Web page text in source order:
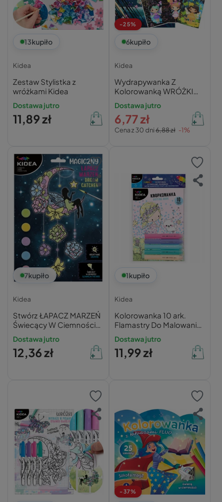
13kupiło
Kidea
Zestaw Stylistka z
wróżkami Kidea
Dostawa jutro
11,89 zł
-25%
6kupiło
Kidea
Wydrapywanka Z
Kolorowanką WRÓŻKI
Świecąca W Ciemności
Magia Kidea
Dostawa jutro
Cena z 30 dni6,88 zł -1%
6,77 zł
7kupiło
Kidea
Stwórz ŁAPACZ MARZEŃ
Świecący W Ciemności
MAGIC Farby Koraliki 3+
Kidea
Dostawa jutro
12,36 zł
1kupiło
Kidea
Kolorowanka 10 ark.
Flamastry Do Malowania
Kropkami Ze
Stempelkami Wróżki
Dostawa jutro
11,99 zł
-37%